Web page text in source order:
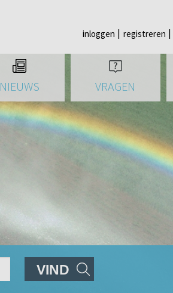
inloggen registreren
NIEUWS VRAGEN
VIND